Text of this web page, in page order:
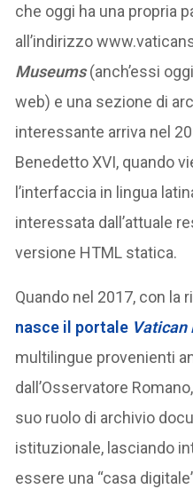
che oggi ha una propria
all’indirizzo
Museums(anch’essi
web) e una sezione di
interessante arriva nel
Benedetto XVI, quando
l’interfaccia in lingua
interessata dall’attuale
versione HTML statica.
Quando nel 2017, con la
nasce il portale Vatican
multilingue provenienti
dall’Osservatore Romano,
suo ruolo di archivio
istituzionale, lasciando
essere una “casa